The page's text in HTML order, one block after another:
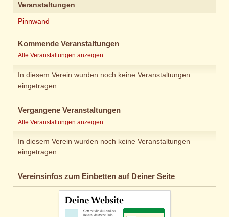
Veranstaltungen
Pinnwand
Kommende Veranstaltungen
Alle Veranstaltungen anzeigen
In diesem Verein wurden noch keine Veranstaltungen
eingetragen.
Vergangene Veranstaltungen
Alle Veranstaltungen anzeigen
In diesem Verein wurden noch keine Veranstaltungen
eingetragen.
Vereinsinfos zum Einbetten auf Deiner Seite